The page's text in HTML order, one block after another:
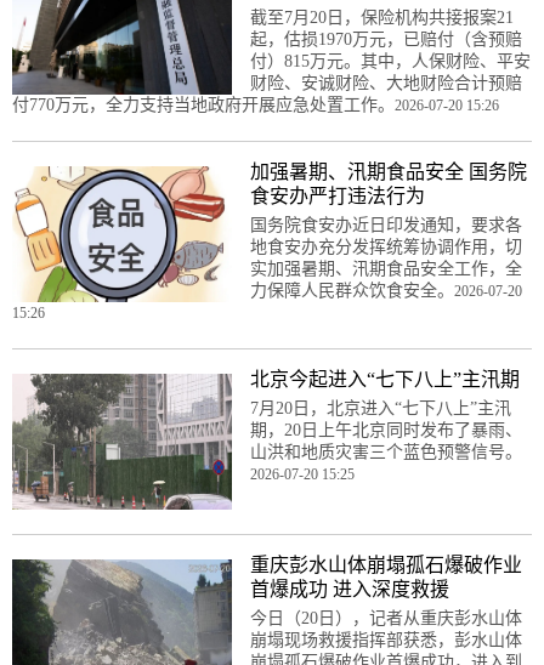
截至7月20日，保险机构共接报案21
起，估损1970万元，已赔付（含预赔
付）815万元。其中，人保财险、平安
财险、安诚财险、大地财险合计预赔
付770万元，全力支持当地政府开展应急处置工作。 2026-07-20 15:26
加强暑期、汛期食品安全 国务院
食安办严打违法行为
国务院食安办近日印发通知，要求各
地食安办充分发挥统筹协调作用，切
实加强暑期、汛期食品安全工作，全
力保障人民群众饮食安全。 2026-07-20
15:26
北京今起进入“七下八上”主汛期
7月20日，北京进入“七下八上”主汛
期，20日上午北京同时发布了暴雨、
山洪和地质灾害三个蓝色预警信号。
2026-07-20 15:25
重庆彭水山体崩塌孤石爆破作业
首爆成功 进入深度救援
今日（20日），记者从重庆彭水山体
崩塌现场救援指挥部获悉，彭水山体
崩塌孤石爆破作业首爆成功，进入到